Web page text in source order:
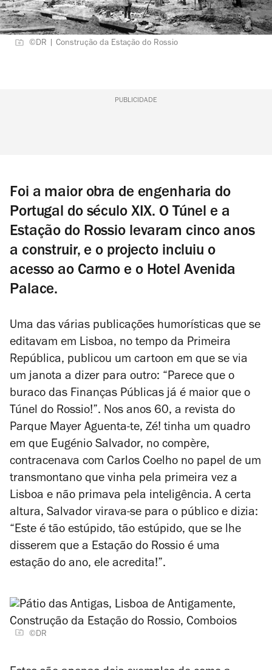
©DR | Construção da Estação do Rossio
PUBLICIDADE
Foi a maior obra de engenharia do
Portugal do século XIX. O Túnel e a
Estação do Rossio levaram cinco anos
a construir, e o projecto incluiu o
acesso ao Carmo e o Hotel Avenida
Palace.
Uma das várias publicações humorísticas que se
editavam em Lisboa, no tempo da Primeira
República, publicou um cartoon em que se via
um janota a dizer para outro: “Parece que o
buraco das Finanças Públicas já é maior que o
Túnel do Rossio!”. Nos anos 60, a revista do
Parque Mayer Aguenta-te, Zé! tinha um quadro
em que Eugénio Salvador, no compère,
contracenava com Carlos Coelho no papel de um
transmontano que vinha pela primeira vez a
Lisboa e não primava pela inteligência. A certa
altura, Salvador virava-se para o público e dizia:
“Este é tão estúpido, tão estúpido, que se lhe
disserem que a Estação do Rossio é uma
estação do ano, ele acredita!”.
©DR